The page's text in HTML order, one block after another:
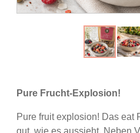
Pure Frucht-Explosion!
Pure fruit explosion! Das eat
gut, wie es aussieht. Neben